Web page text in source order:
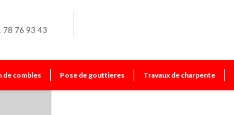
78 76 93 43
de combles Pose de gouttieres Travaux de charpente